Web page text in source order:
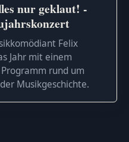
nur geklaut! -
Felix
Jahr mit einem
rund um
Musikgeschichte.